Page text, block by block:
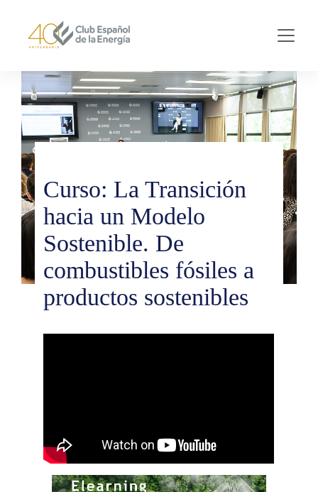
Curso: La Transición
hacia un Modelo
Sostenible. De
combustibles fósiles a
productos sostenibles